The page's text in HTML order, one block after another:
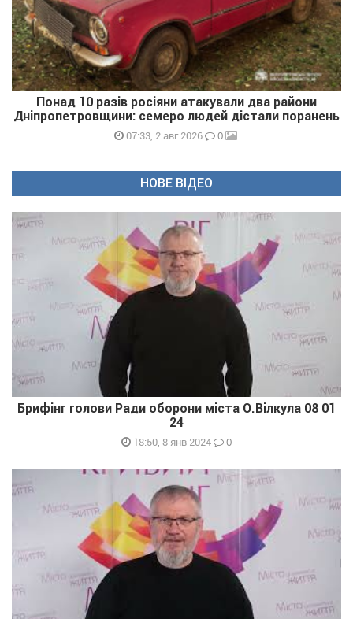
Понад 10 разів росіяни атакували два райони
Дніпропетровщини: семеро людей дістали поранень
07:33, 2 авг 2026 0
НОВЕ ВІДЕО
Брифінг голови Ради оборони міста О.Вілкула 08 01
24
18:50, 8 янв 2024 0